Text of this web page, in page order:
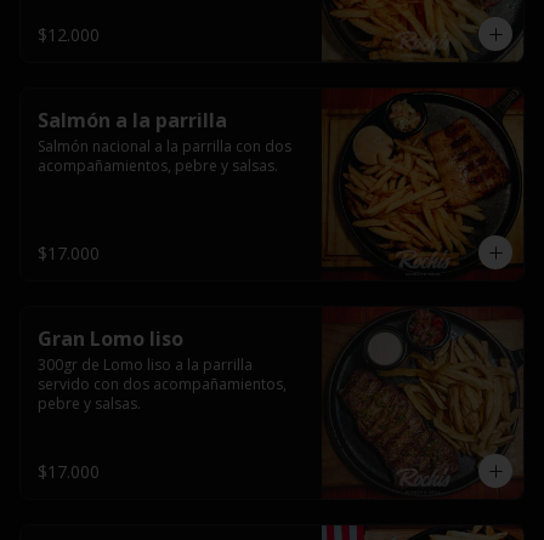
$12.000
Salmón a la parrilla
Salmón nacional a la parrilla con dos
acompañamientos, pebre y salsas.
$17.000
Gran Lomo liso
300gr de Lomo liso a la parrilla
servido con dos acompañamientos,
pebre y salsas.
$17.000